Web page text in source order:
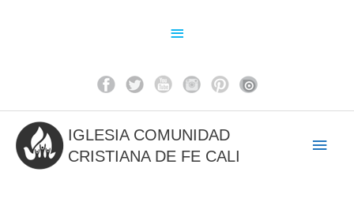
Above
IGLESIA COMUNIDAD
CRISTIANA DE FE CALI